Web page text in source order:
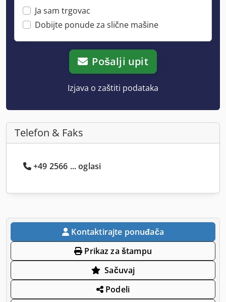
Ja sam trgovac
Dobijte ponude za slične mašine
Pošalji upit
Izjava o zaštiti podataka
Telefon & Faks
+49 2566 ... oglasi
Kontaktirajte ponuđača
Prikaz za štampu
Sačuvaj
Podeli